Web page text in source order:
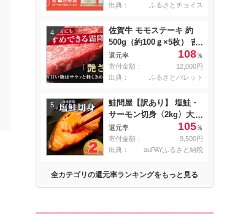
出典：
ふるさとチョイス
4
佐賀牛 モモステーキ 約
500g（約100ｇ×5枚） 吉
野ヶ里町 [FDB057]
還元率 108％
寄付金額：
12,000円
出典：
ふるさとパレット
5
鮭問屋【訳あり】 塩鮭・
サーモン切身〈2kg〉大人
気 鮭 切り身 家計応援 不
揃い 鮭問屋直送
【MS03】
還元率 105％
寄付金額：
9,500円
出典：
auPAYふるさと納税
全カテゴリの還元率ランキングをもっと見る